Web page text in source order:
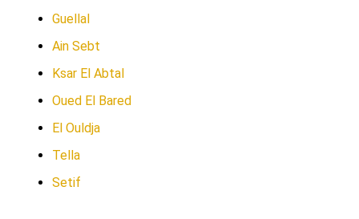
Guellal
Ain Sebt
Ksar El Abtal
Oued El Bared
El Ouldja
Tella
Setif